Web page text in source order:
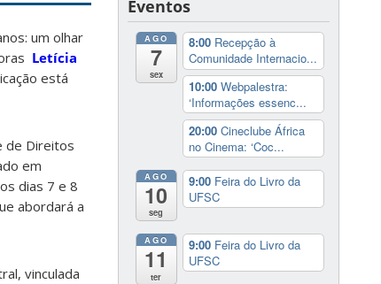
um olhar
Letícia
está
de Direitos
em
dias 7 e 8
abordará a
vinculada
Eventos
AGO
7
sex
8:00 Recepção à
Comunidade Internacio...
10:00 Webpalestra:
‘Informações essenc...
20:00 Cineclube África
no Cinema: ‘Coc...
AGO
10
seg
9:00 Feira do Livro da
UFSC
AGO
11
ter
9:00 Feira do Livro da
UFSC